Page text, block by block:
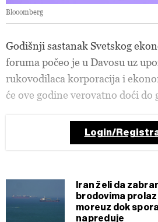
Blooomberg
Godišnji sastanak Svetskog
foruma počeo je u Davosu uz
rukovodilaca korporacija i
će ove godine verovatno doći do
Login/
Iran želi da
brodovima
moreuz dok
napreduje